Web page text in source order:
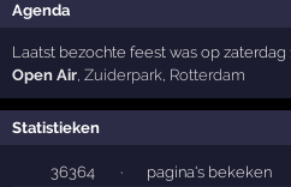
Agenda
Laatst bezochte feest was op zaterdag
Open Air ,Zuiderpark Rotterdam
Statistieken
36364 ·
pagina's bekeken